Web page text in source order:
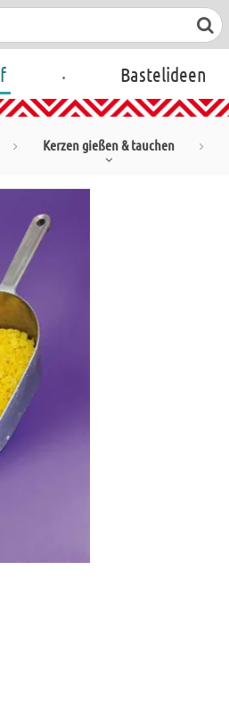
. Bastelideen
Kerzen gießen & tauchen